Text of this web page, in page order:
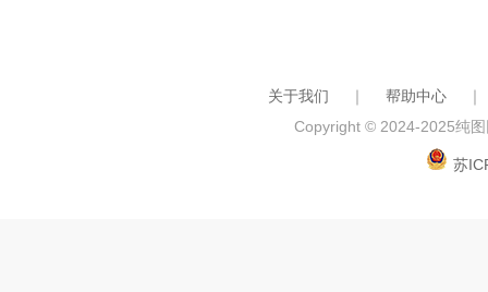
关于我们 ｜ 帮助中心
｜
Copyright © 2024-2025纯
苏